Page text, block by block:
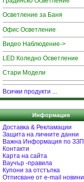
Осветление за Баня
Офис Осветление
Видео Наблюдение->
LED Коледно Осветление
Стари Модели
Всички продукти ...
Информация
Доставка & Рекламации
Защита на личните данни
Важна Информация по ЗЗП
Контакти
Карта на сайта
Ваучър -правила
Купони за отстъпка
Отписване от e-mail новини